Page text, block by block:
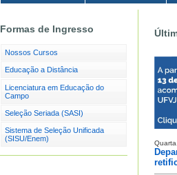
Formas de Ingresso
Nossos Cursos
Educação a Distância
Licenciatura em Educação do
Campo
Seleção Seriada (SASI)
Sistema de Seleção Unificada
(SISU/Enem)